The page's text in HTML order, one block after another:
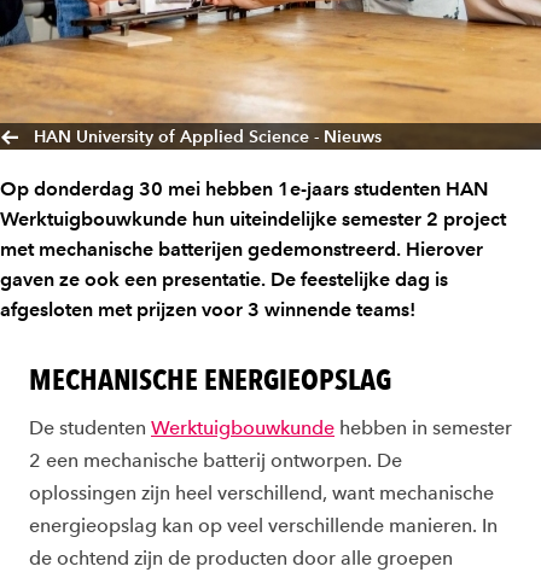
HAN University of Applied Science - Nieuws
Op donderdag 30 mei hebben 1e-jaars studenten HAN
Werktuigbouwkunde hun uiteindelijke semester 2 project
met mechanische batterijen gedemonstreerd. Hierover
gaven ze ook een presentatie. De feestelijke dag is
afgesloten met prijzen voor 3 winnende teams!
MECHANISCHE ENERGIEOPSLAG
De studenten Werktuigbouwkunde hebben in semester
2 een mechanische batterij ontworpen. De
oplossingen zijn heel verschillend, want mechanische
energieopslag kan op veel verschillende manieren. In
de ochtend zijn de producten door alle groepen